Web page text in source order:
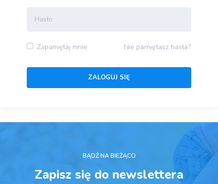
Zapamiętaj mnie Nie pamiętasz hasła?
BĄDŹ NA BIEŻĄCO
Zapisz się do newslettera